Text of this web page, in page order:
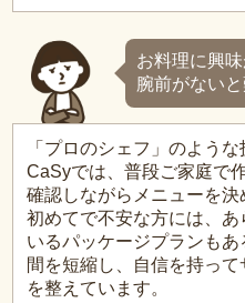
お料理に興
腕前がない
「プロのシェフ」のよう
CaSyでは、普段ご家庭で
確認しながらメニューを決
初めてで不安な方には、
いるパッケージプランも
間を短縮し、自信を持っ
を整えています。